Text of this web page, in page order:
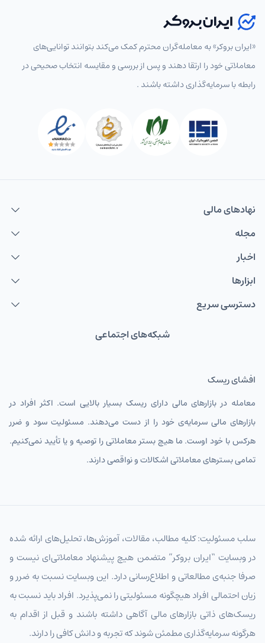
«ایران بروکر» به معامله‌گران محترم کمک می‌کند بتوانند توانایی‌های
معاملاتی خود را ارتقا دهند و پس از بررسی و مقایسه انتخاب‌ صحیحی در
رابطه با سرمایه‌گذاری داشته باشند .
نهاد‌های مالی
مجله
اخبار
ابزارها
دسترسی سریع
شبکه‌های اجتماعی
افشای ریسک
معامله در بازارهای مالی دارای ریسک بسیار بالایی است. اکثر افراد در
بازارهای مالی سرمایه‌ی خود را از دست می‌دهند. مسئولیت سود و ضرر
هرکس با خود اوست. ما هیچ بستر معاملاتی را توصیه و یا تأیید نمی‌کنیم.
تمامی بسترهای معاملاتی اشکالات و نواقصی دارند.
سلب مسئولیت: کلیه مطالب، مقالات، آموزش‌ها، تحلیل‌های ارائه شده
در وبسایت “ایران بروکر” متضمن هیچ پیشنهاد معاملاتی‌ای نیست و
صرفا جنبه‌ی مطالعاتی و اطلاع‌رسانی دارد. این وبسایت نسبت به ضرر و
زیان احتمالی افراد هیچگونه مسئولیتی را نمی‌پذیرد. افراد باید نسبت به
ریسک‌های ذاتی بازارهای مالی آگاهی داشته باشند و قبل از اقدام به
هرگونه سرمایه‌گذاری مطمئن شوند که تجربه و دانش کافی را دارند.